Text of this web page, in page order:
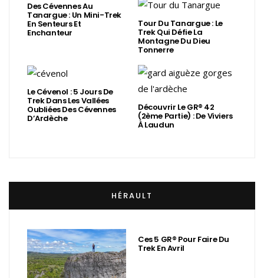
Des Cévennes Au
Tanargue : Un Mini-Trek
En Senteurs Et
Enchanteur
Tour Du Tanargue : Le
Trek Qui Défie La
Montagne Du Dieu
Tonnerre
Le Cévenol : 5 Jours De
Trek Dans Les Vallées
Oubliées Des Cévennes
D’Ardèche
Découvrir Le GR® 42
(2ème Partie) : De Viviers
À Laudun
HÉRAULT
Ces 5 GR® Pour Faire Du
Trek En Avril